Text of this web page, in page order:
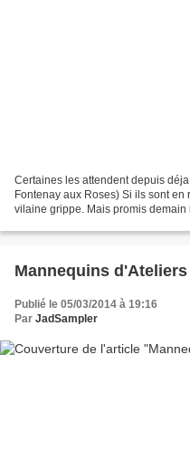
Certaines les attendent depuis
Fontenay aux Roses) Si ils sont en
vilaine grippe. Mais promis
Mannequins d'Ateliers
Publié le 05/03/2014 à 19:16
Par JadSampler